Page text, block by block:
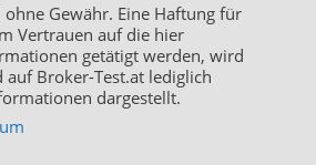
Gewähr. Eine Haftung für
Vertrauen auf die hier
getätigt werden, wird
auf Broker-Test.at lediglich
dargestellt.